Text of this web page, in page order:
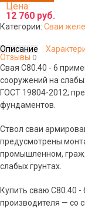
Цена:
12 760 руб.
Категории: Сваи
Описание
Отзывы 0
Свая С80.40 - 6
сооружений на
ГОСТ 19804-2012;
фундаментов.
Ствол сваи
предусмотрены
промышленном,
слабых грунтах.
Купить сваю С80.40
производителя — со